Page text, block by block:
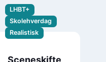
LHBT+
Skolehverdag
Realistisk
Sceneskifte